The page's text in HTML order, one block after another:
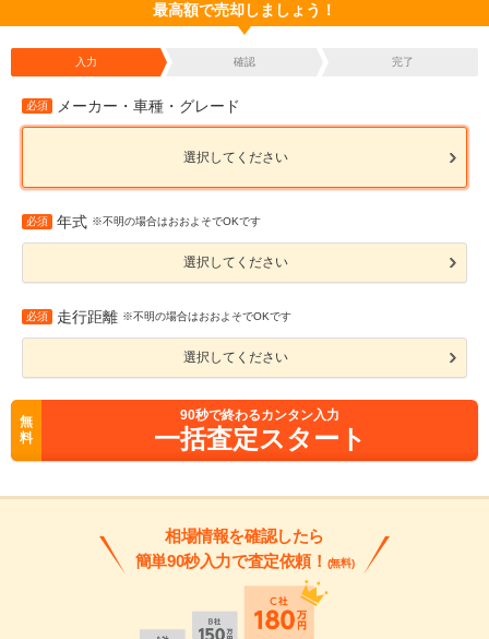
最高額で売却しましょう！
入力 確認 完了
必須 メーカー・車種・グレード
選択してください
必須 年式 ※不明の場合はおおよそでOKです
選択してください
必須 走行距離 ※不明の場合はおおよそでOKです
選択してください
無
料
90秒で終わるカンタン入力
一括査定スタート
相場情報を確認したら
簡単90秒入力で査定依頼！ (無料)